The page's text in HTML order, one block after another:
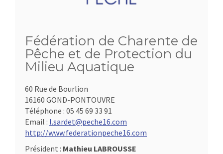
Fédération de Charente de
Pêche et de Protection du
Milieu Aquatique
60 Rue de Bourlion
16160 GOND-PONTOUVRE
Téléphone : 05 45 69 33 91
Email : l.sardet@peche16.com
http://www.federationpeche16.com
Président : Mathieu LABROUSSE